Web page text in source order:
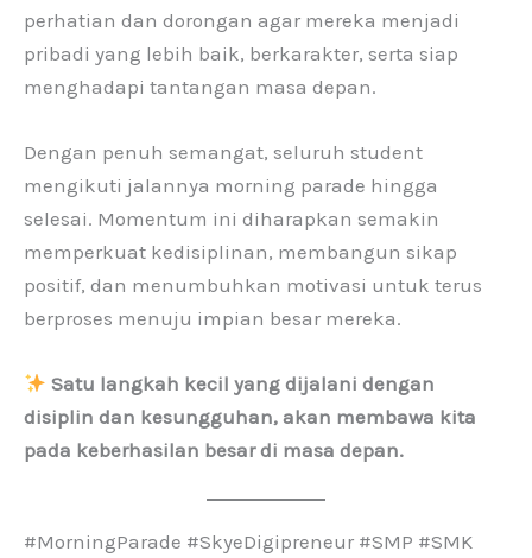
perhatian dan dorongan agar mereka menjadi
pribadi yang lebih baik, berkarakter, serta siap
menghadapi tantangan masa depan.
Dengan penuh semangat, seluruh student
mengikuti jalannya morning parade hingga
selesai. Momentum ini diharapkan semakin
memperkuat kedisiplinan, membangun sikap
positif, dan menumbuhkan motivasi untuk terus
berproses menuju impian besar mereka.
Satu langkah kecil yang dijalani dengan
disiplin dan kesungguhan, akan membawa kita
pada keberhasilan besar di masa depan.
#MorningParade #SkyeDigipreneur #SMP #SMK